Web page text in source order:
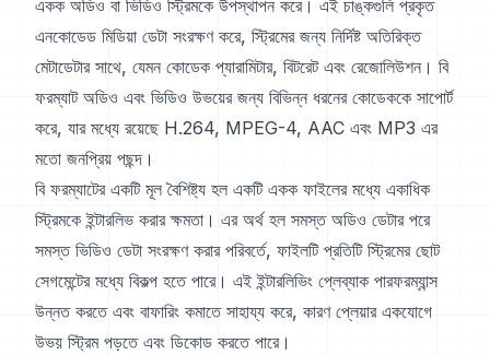
একক অডিও বা ভিডিও স্ট্রিমকে উপস্থাপন করে। এই চাঙ্কগুলি প্রকৃত
এনকোডেড মিডিয়া ডেটা সংরক্ষণ করে, স্ট্রিমের জন্য নির্দিষ্ট অতিরিক্ত
মেটাডেটার সাথে, যেমন কোডেক প্যারামিটার, বিটরেট এবং রেজোলিউশন। বি
ফরম্যাট অডিও এবং ভিডিও উভয়ের জন্য বিভিন্ন ধরনের কোডেককে সাপোর্ট
করে, যার মধ্যে রয়েছে H.264, MPEG-4, AAC এবং MP3 এর
মতো জনপ্রিয় পছন্দ।
বি ফরম্যাটের একটি মূল বৈশিষ্ট্য হল একটি একক ফাইলের মধ্যে একাধিক
স্ট্রিমকে ইন্টারলিভ করার ক্ষমতা। এর অর্থ হল সমস্ত অডিও ডেটার পরে
সমস্ত ভিডিও ডেটা সংরক্ষণ করার পরিবর্তে, ফাইলটি প্রতিটি স্ট্রিমের ছোট
সেগমেন্টের মধ্যে বিকল্প হতে পারে। এই ইন্টারলিভিং প্লেব্যাক পারফরম্যান্স
উন্নত করতে এবং বাফারিং কমাতে সাহায্য করে, কারণ প্লেয়ার একযোগে
উভয় স্ট্রিম পড়তে এবং ডিকোড করতে পারে।